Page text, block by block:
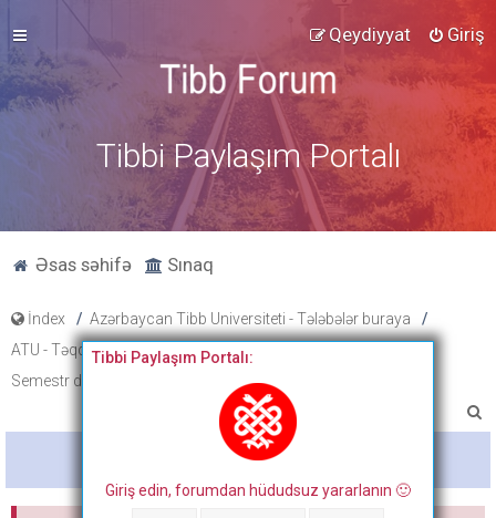
Giriş
Qeydiyyat
Tibbi Paylaşım Portalı
Əsas səhifə Sınaq
İndex
Azərbaycan Tibb Universiteti - Tələbələr buraya
ATU - Təqdimat, xəbərlər, cədvəl və proqramlar
Semestr dərs cədvəlləri
2019-2020 Dərs cədvəlləri
a
Bitdi
Tibbi Paylaşım Portalı:
Giriş edin, forumdan hüdudsuz yararlanın 🙂